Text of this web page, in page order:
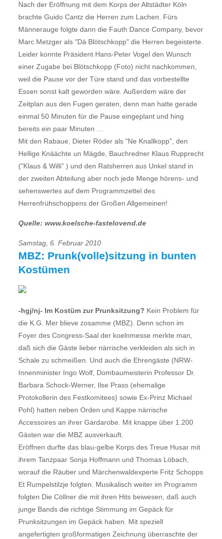
Nach der Eröffnung mit dem Korps der Altstädter Köln
brachte Guido Cantz die Herren zum Lachen. Fürs
Männerauge folgte dann die Fauth Dance Company, bevor
Marc Metzger als "Dä Blötschkopp" die Herren begeisterte.
Leider konnte Präsident Hans-Peter Vogel den Wunsch
einer Zugabe bei Blötschkopp (Foto) nicht nachkommen,
weil die Pause vor der Türe stand und das vorbestellte
Essen sonst kalt geworden wäre. Außerdem wäre der
Zeitplan aus den Fugen geraten, denn man hatte gerade
einmal 50 Minuten für die Pause eingeplant und hing
bereits ein paar Minuten …
Mit den Rabaue, Dieter Röder als "Ne Knallkopp", den
Hellige Knäächte un Mägde, Bauchredner Klaus Rupprecht
("Klaus & Willi" ) und den Ratsherren aus Unkel stand in
der zweiten Abteilung aber noch jede Menge hörens- und
sehenswertes auf dem Programmzettel des
Herrenfrühschoppens der Großen Allgemeinen!
Quelle: www.koelsche-fastelovend.de
Samstag, 6. Februar 2010
MBZ: Prunk(volle)sitzung in bunten
Kostümen
-hgj/nj- Im Kostüm zur Prunksitzung? Kein Problem für
die K.G. Mer blieve zosamme (MBZ). Denn schon im
Foyer des Congress-Saal der koelnmesse merkte man,
daß sich die Gäste lieber närrische verkleiden als sich in
Schale zu schmeißen. Und auch die Ehrengäste (NRW-
Innenminister Ingo Wolf, Dombaumeisterin Professor Dr.
Barbara Schock-Werner, Ilse Prass (ehemalige
Protokollerin des Festkomitees) sowie Ex-Prinz Michael
Pohl) hatten neben Orden und Kappe närrische
Accessoires an ihrer Gardarobe. Mit knappe über 1.200
Gästen war die MBZ ausverkauft.
Eröffnen durfte das blau-gelbe Korps des Treue Husar mit
ihrem Tanzpaar Sonja Hoffmann und Thomas Löbach,
worauf die Räuber und Märchenwaldexperte Fritz Schopps
Et Rumpelstilzje folgten. Musikalisch weiter im Programm
folgten Die Cöllner die mit ihren Hits beiwesen, daß auch
junge Bands die richtige Stimmung im Gepäck für
Prunksitzungen im Gepäck haben. Mit speziell
angefertigten großformatigen Zeichnung überraschte der